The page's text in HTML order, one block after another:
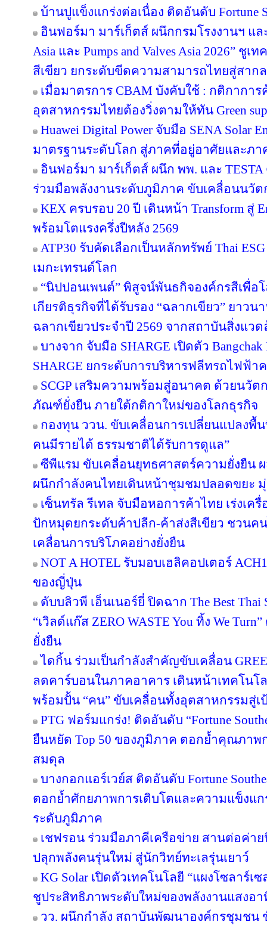
บ้านปูแข็งแกร่งต่อเนื่อง ติดอันดับ Fortune
อินฟอร์มา มาร์เก็ตส์ ผนึกกรมโรงงานฯ แ
Asia และ Pumps and Valves Asia 2026”
สีเขียว ยกระดับขีดความสามารถไทยสู่สากล
เมื่อมาตรการ CBAM บังคับใช้ : กติกากา
อุตสาหกรรมไทยต้องวิ่งตามให้ทัน Green
Huawei Digital Power จับมือ SENA Solar
มาตรฐานระดับโลก สู่ภาคที่อยู่อาศัยและภา
อินฟอร์มา มาร์เก็ตส์ ผนึก พพ. และ TESTA
ร่วมมือพลังงานระดับภูมิภาค ขับเคลื่อนนวัต
KEX ครบรอบ 20 ปี เดินหน้า Transform สู่
พร้อมโตแรงครึ่งปีหลัง 2569
ATP30 รับคัดเลือกเป็นหลักทรัพย์ Thai ESG
เมกะเทรนด์โลก
“นิปปอนเพนต์” พิสูจน์พันธกิจองค์กรสีเพื่อ
เกียรติธุรกิจที่ได้รับรอง “ฉลากเขียว” ยาวน
ฉลากเขียวประจำปี 2569 จากสถาบันสิ่งแว
บางจาก จับมือ SHARGE เปิดตัว Bangchak
SHARGE ยกระดับการบริหารฟลีทรถไฟฟ้า
SCGP เสริมความพร้อมสู่อนาคต ด้วยนวั
ภัณฑ์ยั่งยืน ภายใต้กติกาใหม่ของโลกธุรกิจ
กองทุน ววน. ขับเคลื่อนการเปลี่ยนแปลงพื้
คนมีรายได้ ธรรมชาติได้รับการดูแล”
ซีพีแรม ขับเคลื่อนยุทธศาสตร์ความยั่งยืน ผ
ผนึกกำลังคนไทยเดินหน้าชุมชมปลอดขยะ มุ่
เซ็นทรัล รีเทล จับมือหอการค้าไทย เร่งเครื่
ปักหมุดยกระดับค้าปลีก-ค้าส่งสีเขียว ชวน
เคลื่อนการบริโภคอย่างยั่งยืน
NOT A HOTEL รับมอบเฮลิคอปเตอร์
ของญี่ปุ่น
ดับบลิวพี เอ็นเนอร์ยี่ ปิดฉาก The Best Thai
“เวิลด์แก๊ส ZERO WASTE You ทิ้ง We
ยั่งยืน
ไดกิ้น ร่วมเป็นกำลังสำคัญขับเคลื่อน
ลดคาร์บอนในภาคอาคาร เดินหน้าเทคโนโ
พร้อมปั้น “คน” ขับเคลื่อนทั้งอุตสาหกรรมสู่
PTG ฟอร์มแกร่ง! ติดอันดับ “Fortune
ยืนหยัด Top 50 ของภูมิภาค ตอกย้ำคุณภาพ
สมดุล
บางกอกแอร์เวย์ส ติดอันดับ Fortune
ตอกย้ำศักยภาพการเติบโตและความแข็งแ
ระดับภูมิภาค
เชฟรอน ร่วมมือภาคีเครือข่าย สานต่อค่าย
ปลุกพลังคนรุ่นใหม่ สู่นักวิทย์ทะเลรุ่นเยาว์
KG Solar เปิดตัวเทคโนโลยี “แผงโซลาร์เ
ชูประสิทธิภาพระดับใหม่ของพลังงานแสงอ
วว. ผนึกกำลัง สถาบันพัฒนาองค์กรชุมชน